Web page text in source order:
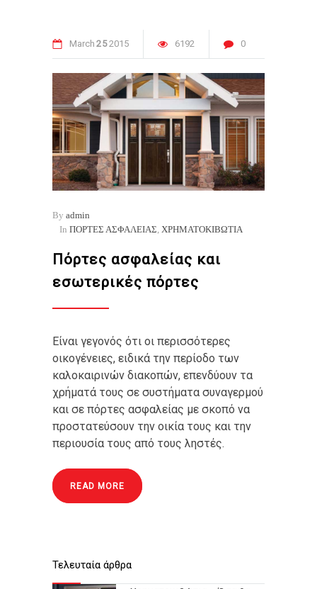
March 252015 6192 0
By admin
In ΠΟΡΤΕΣ ΑΣΦΑΛΕΙΑΣ, ΧΡΗΜΑΤΟΚΙΒΩΤΙΑ
Πόρτες ασφαλείας και
εσωτερικές πόρτες
Είναι γεγονός ότι οι περισσότερες
οικογένειες, ειδικά την περίοδο των
καλοκαιρινών διακοπών, επενδύουν τα
χρήματά τους σε συστήματα συναγερμού
και σε πόρτες ασφαλείας με σκοπό να
προστατεύσουν την οικία τους και την
περιουσία τους από τους ληστές.
READ MORE
Τελευταία άρθρα